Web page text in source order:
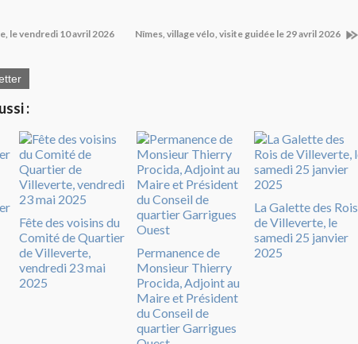
le vendredi 10 avril 2026 Nîmes, village vélo, visite guidée le 29 avril 2026
:
Fête des voisins du
Comité de Quartier
de Villeverte,
vendredi 23 mai
2025
Permanence de
Monsieur Thierry
Procida, Adjoint au
Maire et Président
du Conseil de
quartier Garrigues
La Galette des Rois
de Villeverte, le
samedi 25 janvier
2025